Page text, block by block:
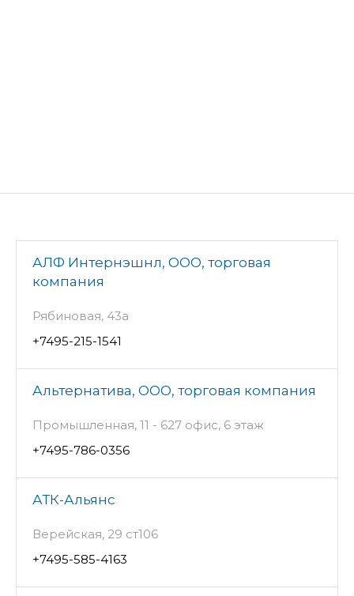
АЛФ Интернэшнл, ООО, торговая
компания
Рябиновая, 43а
+7495-215-1541
Альтернатива, ООО, торговая компания
Промышленная, 11 - 627 офис, 6 этаж
+7495-786-0356
АТК-Альянс
Верейская, 29 ст106
+7495-585-4163